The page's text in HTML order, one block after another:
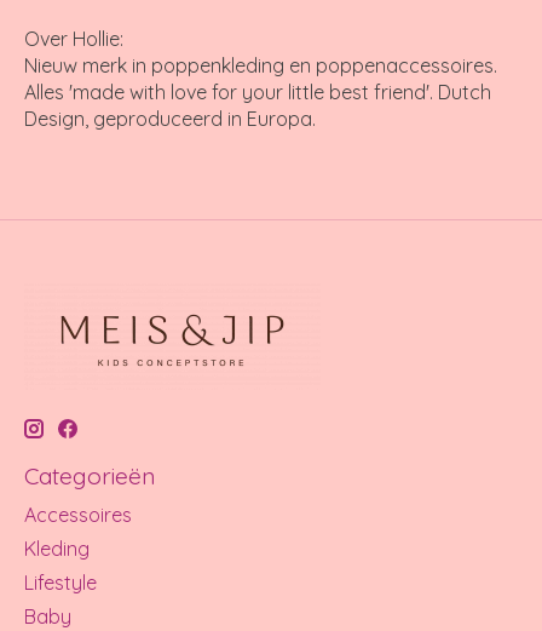
Over Hollie:
Nieuw merk in poppenkleding en poppenaccessoires.
Alles 'made with love for your little best friend'. Dutch
Design, geproduceerd in Europa.
Categorieën
Accessoires
Kleding
Lifestyle
Baby